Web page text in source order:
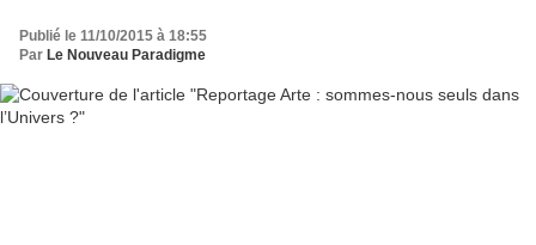
Publié le 11/10/2015 à 18:55
Par Le Nouveau Paradigme